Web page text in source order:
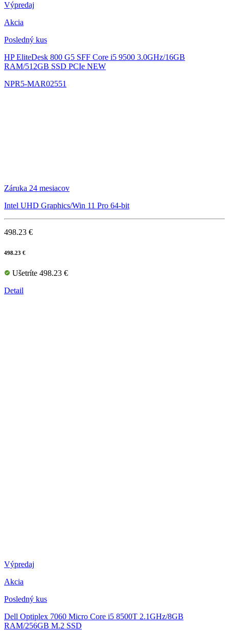
Výpredaj
Akcia
Posledný kus
HP EliteDesk 800 G5 SFF Core i5 9500 3.0GHz/16GB
RAM/512GB SSD PCIe NEW
NPR5-MAR02551
Záruka 24 mesiacov
Intel UHD Graphics/Win 11 Pro 64-bit
498.23 €
498.23 €
Ušetríte 498.23 €
Detail
Výpredaj
Akcia
Posledný kus
Dell Optiplex 7060 Micro Core i5 8500T 2.1GHz/8GB
RAM/256GB M.2 SSD